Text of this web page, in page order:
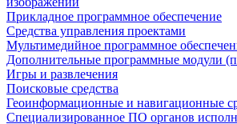
Прикладное программное обеспечение
Средства управления проектами
Мультимедийное программное
Дополнительные программные модули
Игры и развлечения
Поисковые средства
Геоинформационные и навигационные
Специализированное ПО органов